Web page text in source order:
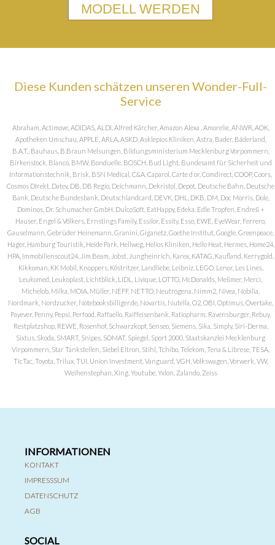
MODELL WERDEN
Diese Kunden schätzen unseren Wonder-Full-
Service
Abraham, Actimove, ADIDAS, ALDI, Alfred Kärcher, Amazon Alexa , Amorelie, ANWR, AOK,
Apotheken Umschau, APPLE, ARLA, ASKD, Asklepios Kliniken, Astra, Bader, Bäderland,
B.A.T., Bauhaus, B.Braun Melsungen, Bildungsministerium Mecklenburg Vorpommern,
Birkenstock, Blanco, BMW, Bonduelle, BOSCH, Bud Light, Bundesamt für Sicherheit und
Informationstechnik, Brisk, BSN Medical, C&A, Caparol, Carte d or, Comdirect, COOP, Coors,
Cosmos DIrekt, Datev, DB, DB Regio, Deichmann, Dekristol, Depot, Deutsche Bahn, Deutsche
Bank, Deutsche Bundesbank, Deutschlandcard, DEVK, DHL, DKB, DM, Doc Morris, Dole,
Dominos, Dr. Schumacher GmbH, DulcoSoft, EatHappy, Edeka, Edle Tropfen, Endreß +
Hauser, Engel & Völkers, Ernstings Family, Essilor, Essity, Esso, EWE, EyeWear, Ferrero,
Gauselmann, Gebrüder Heinemann, Granini, Giganetz, Goethe Institut, Google, Greenpeace,
Hager, Hamburg Touristik, Heide Park, Hellweg, Helios Kliniken, Hello Heat, Hermes, Home24,
HPA, Immobilienscout24, Jim Beam, Jobst, Jungheinrich, Karex, KATAG, Kaufland, Kerrygold,
Kikkoman, KK Mobil, Knoppers, Köstritzer, Landliebe, Leibniz, LEGO, Lenor, Les Lines,
Leukomed, Leukoplast, Lichtblick, LIDL, Livique, LOTTO, McDonalds, Meßmer, Merci,
Michelob, Milka, MOIA, Müller, NEFF, NETTO, Neutrogena, Nimm2, Nivea, Nobilia,
Nordmark, Nordzucker, Notebooksbilliger.de, Novartis, Nutella, O2, OBI, Optimus, Overtake,
Payever, Penny, Pepsi, Perfood, Raffaello, Raiffeisenbank, Ratiopharm, Ravensburger, Rebuy,
Restplatzshop, REWE, Rosenhof, Schwarzkopf, Senseo, Siemens, Sika, Simply, Siri-Derma,
Sixtus, Skoda, SMART, Snipes, SOMAT, Spiegel, Sport 2000, Staatskanzlei Mecklenburg
Virpommern, Star Tankstellen, Siebel Eltron, Stihl, Tchibo, Telekom, Tena & Librese, TESA,
TicTac, Toyota, Trilux, TUI, Union Investment, Vanguard, VGH, Volkswagen, Vorwerk, VW,
Weihenstephan, Xing, Youtube, Yxlon, Zalando, Zeiss
INFORMATIONEN
KONTAKT
IMPRESSSUM
DATENSCHUTZ
AGB
SOCIAL